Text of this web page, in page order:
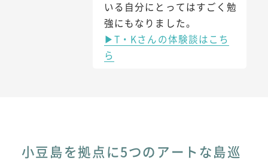
いる自分にとってはすごく勉
強にもなりました。
▶T・Kさんの体験談はこち
ら
小豆島を拠点に5つのアートな島巡